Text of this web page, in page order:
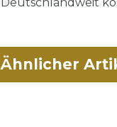
Ähnlicher